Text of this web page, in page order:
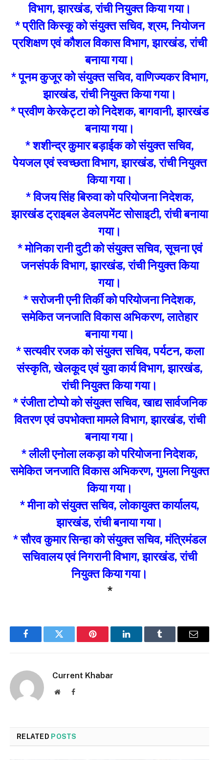
विभाग, झारखंड, रांची नियुक्त किया गया।
* प्रीति किस्कू को संयुक्त सचिव, श्रम, नियोजन
प्रशिक्षण एवं कौशल विकास विभाग, झारखंड, रांची
बनाया गया।
* पूनम कुजूर को संयुक्त सचिव, वाणिज्यकर विभाग,
झारखंड, रांची नियुक्त किया गया।
* प्रवीण केरकेट्टा को निदेशक, बागवानी, झारखंड
बनाया गया।
* शशीन्द्र कुमार बड़ाईक को संयुक्त सचिव,
पेयजल एवं स्वच्छता विभाग, झारखंड, रांची नियुक्त
किया गया।
* विजय सिंह बिरुवा को परियोजना निदेशक,
झारखंड ट्राइबल डेवलपमेंट सोसाइटी, रांची बनाया
गया।
* मोनिका रानी दुटी को संयुक्त सचिव, सूचना एवं
जनसंपर्क विभाग, झारखंड, रांची नियुक्त किया
गया।
* सरोजनी एनी तिर्की को परियोजना निदेशक,
समेकित जनजाति विकास अभिकरण, लातेहार
बनाया गया।
* सत्यवीर रजक को संयुक्त सचिव, पर्यटन, कला
संस्कृति, खेलकूद एवं युवा कार्य विभाग, झारखंड,
रांची नियुक्त किया गया।
* रंजीता टोप्पो को संयुक्त सचिव, खाद्य सार्वजनिक
वितरण एवं उपभोक्ता मामले विभाग, झारखंड, रांची
बनाया गया।
* लीली एनोला लकड़ा को परियोजना निदेशक,
समेकित जनजाति विकास अभिकरण, गुमला नियुक्त
किया गया।
* मीना को संयुक्त सचिव, लोकायुक्त कार्यालय,
झारखंड, रांची बनाया गया।
* सौरव कुमार सिन्हा को संयुक्त सचिव, मंत्रिमंडल
सचिवालय एवं निगरानी विभाग, झारखंड, रांची
नियुक्त किया गया।
*
FacebookTwitter Pinterest LinkedInTumblr Email
Current Khabar
WebsiteFacebook
RELATED POSTS